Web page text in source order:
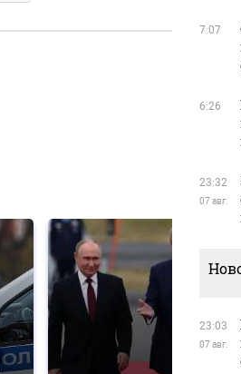
7:07
6:26
23:32
07 авг.
23:03
07 авг.